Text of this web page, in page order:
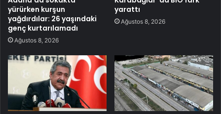
yürürken kurşun
yağdırdılar: 26 yaşındaki
genç kurtarılamadı
Ağustos 8, 2026
yarattı
Ağustos 8, 2026